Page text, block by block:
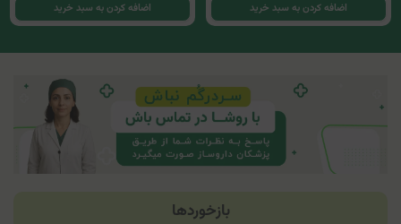
اضافه کردن به سبد خرید اضافه کردن به سبد خرید
بازخوردها